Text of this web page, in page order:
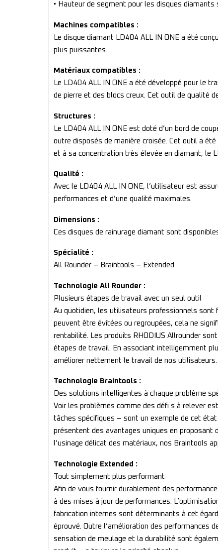
• Hauteur de segment pour les disques
Machines compatibles :
Le disque diamant LD404 ALL IN ONE a été
plus puissantes.
Matériaux compatibles :
Le LD404 ALL IN ONE a été développé pour le
de pierre et des blocs creux. Cet outil de qualité
Structures :
Le LD404 ALL IN ONE est doté d’un bord de
outre disposés de manière croisée. Cet outil a
et à sa concentration très élevée en diamant, le
Qualité :
Avec le LD404 ALL IN ONE, l’utilisateur est
performances et d’une qualité maximales.
Dimensions :
Ces disques de rainurage diamant sont
Spécialité :
All Rounder – Braintools – Extended
Technologie All Rounder :
Plusieurs étapes de travail avec un seul outil
Au quotidien, les utilisateurs professionnels
peuvent être évitées ou regroupées, cela ne
rentabilité. Les produits RHODIUS Allrounder
étapes de travail. En associant intelligemment
améliorer nettement le travail de nos utilisateurs.
Technologie Braintools :
Des solutions intelligentes à chaque problème
Voir les problèmes comme des défi s à relever
tâches spécifiques – sont un exemple de cet
présentent des avantages uniques en proposant
l’usinage délicat des matériaux, nos Braintools
Technologie Extended :
Tout simplement plus performant
Afin de vous fournir durablement des
à des mises à jour de performances.
fabrication internes sont déterminants à cet
éprouvé. Outre l’amélioration des performances
sensation de meulage et la durabilité sont